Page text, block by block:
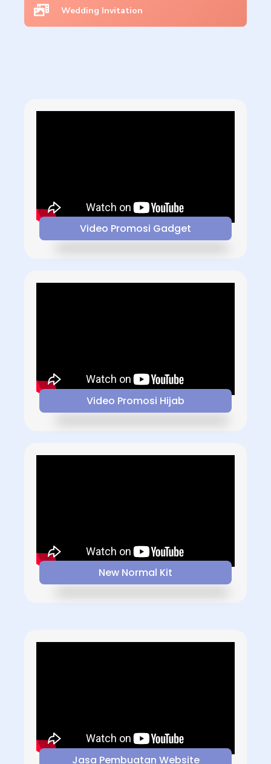
Wedding Invitation
Video Promosi Gadget
Video Promosi Hijab
New Normal Kit
Jasa Pembuatan Website